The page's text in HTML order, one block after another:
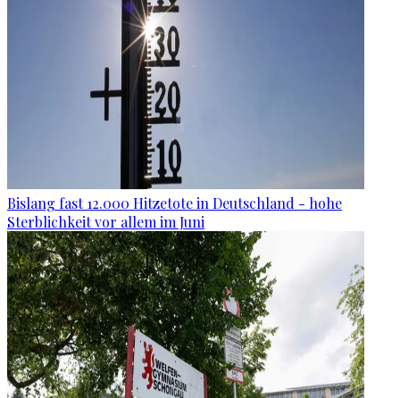
Bislang fast 12.000 Hitzetote in Deutschland - hohe
Sterblichkeit vor allem im Juni